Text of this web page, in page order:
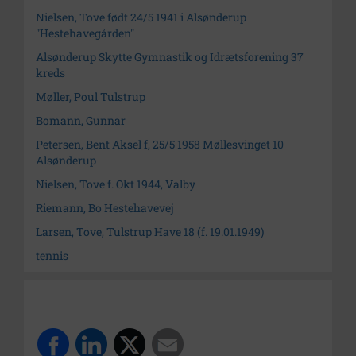
Nielsen, Tove født 24/5 1941 i Alsønderup
"Hestehavegården"
Alsønderup Skytte Gymnastik og Idrætsforening 37
kreds
Møller, Poul Tulstrup
Bomann, Gunnar
Petersen, Bent Aksel f, 25/5 1958 Møllesvinget 10
Alsønderup
Nielsen, Tove f. Okt 1944, Valby
Riemann, Bo Hestehavevej
Larsen, Tove, Tulstrup Have 18 (f. 19.01.1949)
tennis